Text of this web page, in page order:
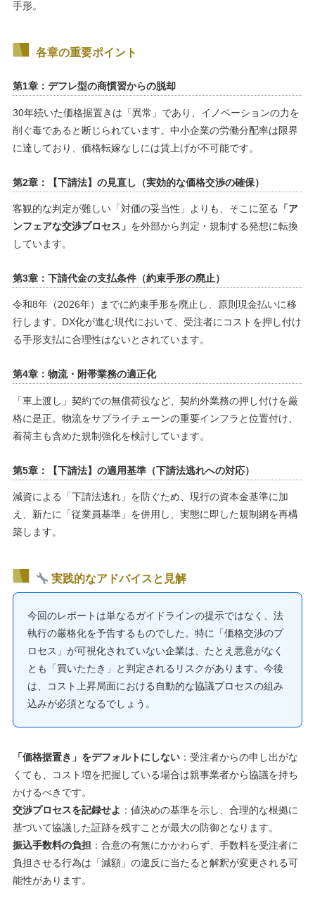
手形。
各章の重要ポイント
第1章：デフレ型の商慣習からの脱却
30年続いた価格据置きは「異常」であり、イノベーションの力を
削ぐ毒であると断じられています。中小企業の労働分配率は限界
に達しており、価格転嫁なしには賃上げが不可能です。
第2章：【下請法】の見直し（実効的な価格交渉の確保）
客観的な判定が難しい「対価の妥当性」よりも、そこに至る
「ア
ンフェアな交渉プロセス」 を外部から判定・規制する発想に転換
しています。
第3章：下請代金の支払条件（約束手形の廃止）
令和8年（2026年）までに約束手形を廃止し、原則現金払いに移
行します。DX化が進む現代において、受注者にコストを押し付け
る手形支払に合理性はないとされています。
第4章：物流・附帯業務の適正化
「車上渡し」契約での無償荷役など、契約外業務の押し付けを厳
格に是正。物流をサプライチェーンの重要インフラと位置付け、
着荷主も含めた規制強化を検討しています。
第5章：【下請法】の適用基準（下請法逃れへの対応）
減資による「下請法逃れ」を防ぐため、現行の資本金基準に加
え、新たに「従業員基準」を併用し、実態に即した規制網を再構
築します。
実践的なアドバイスと見解
今回のレポートは単なるガイドラインの提示ではなく、法
執行の厳格化を予告するものでした。特に「価格交渉のプ
ロセス」が可視化されていない企業は、たとえ悪意がなく
とも「買いたたき」と判定されるリスクがあります。今後
は、コスト上昇局面における自動的な協議プロセスの組み
込みが必須となるでしょう。
「価格据置き」をデフォルトにしない：受注者からの申し出がな
くても、コスト増を把握している場合は親事業者から協議を持ち
かけるべきです。
交渉プロセスを記録せよ ：値決めの基準を示し、合理的な根拠に
基づいて協議した証跡を残すことが最大の防御となります。
振込手数料の負担 ：合意の有無にかかわらず、手数料を受注者に
負担させる行為は「減額」の違反に当たると解釈が変更される可
能性があります。